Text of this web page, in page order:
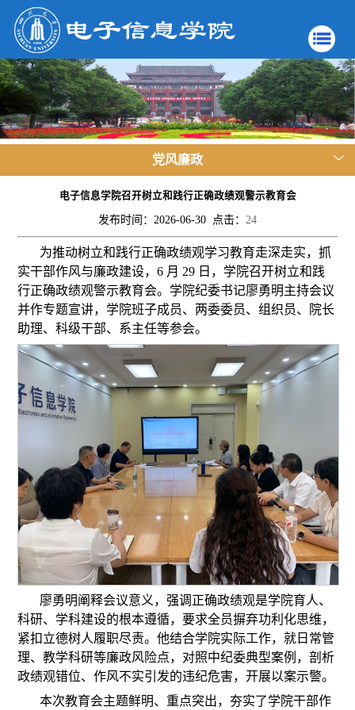
党风廉政
电子信息学院召开树立和践行正确政绩观警示教育会
发布时间：2026-06-30 点击： 24
为推动树立和践行正确政绩观学习教育走深走实，抓
实干部作风与廉政建设，6 月 29 日，学院召开树立和践
行正确政绩观警示教育会。学院纪委书记廖勇明主持会议
并作专题宣讲，学院班子成员、两委委员、组织员、院长
助理、科级干部、系主任等参会。
廖勇明阐释会议意义，强调正确政绩观是学院育人、
科研、学科建设的根本遵循，要求全员摒弃功利化思维，
紧扣立德树人履职尽责。他结合学院实际工作，就日常管
理、教学科研等廉政风险点，对照中纪委典型案例，剖析
政绩观错位、作风不实引发的违纪危害，开展以案示警。
本次教育会主题鲜明、重点突出，夯实了学院干部作